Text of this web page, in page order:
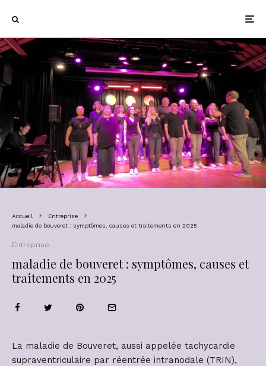
Accueil
Entreprise
maladie de bouveret : symptômes, causes et traitements en 2025
Entreprise
maladie de bouveret : symptômes, causes et
traitements en 2025
La maladie de Bouveret, aussi appelée tachycardie
supraventriculaire par réentrée intranodale (TRIN),